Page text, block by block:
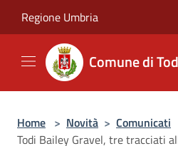
Regione Umbria
Comune di
Home > Novità > Comunicati
Todi Bailey Gravel, tre tracciati